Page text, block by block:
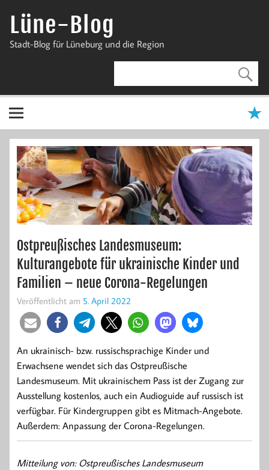
InhaltLüne-Blog
Stadt-Blog für Lüneburg und die Region
Ostpreußisches Landesmuseum:
Kulturangebote für ukrainische Kinder und
Familien – neue Corona-Regelungen
Veröffentlicht am 5. April 2022
An ukrainisch- bzw. russischsprachige Kinder und
Erwachsene wendet sich das Ostpreußische
Landesmuseum. Mit ukrainischem Pass ist der Zugang zur
Ausstellung kostenlos, auch ein Audioguide auf russisch ist
verfügbar. Für Kindergruppen gibt es Mitmach-Angebote.
Außerdem: Anpassung der Corona-Regelungen.
Mitteilung von: Ostpreußisches Landesmuseum